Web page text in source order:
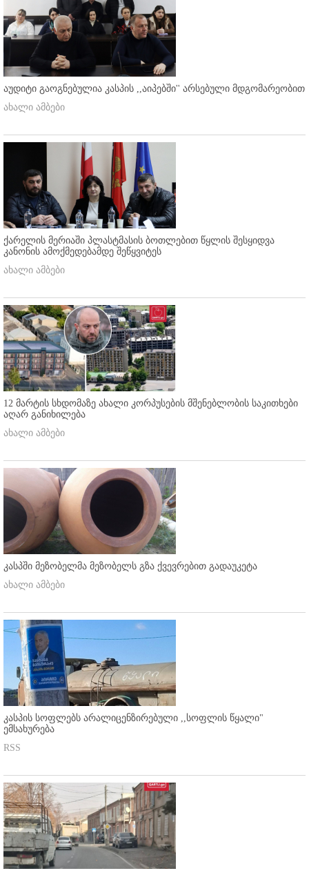
აუდიტი გაოგნებულია კასპის ,,აიპებში'' არსებული მდგომარეობით
ახალი ამბები
ქარელის მერიაში პლასტმასის ბოთლებით წყლის შესყიდვა
კანონის ამოქმედებამდე შეწყვიტეს
ახალი ამბები
12 მარტის სხდომაზე ახალი კორპუსების მშენებლობის საკითხები
აღარ განიხილება
ახალი ამბები
კასპში მეზობელმა მეზობელს გზა ქვევრებით გადაუკეტა
ახალი ამბები
კასპის სოფლებს არალიცენზირებული ,,სოფლის წყალი"
ემსახურება
RSS